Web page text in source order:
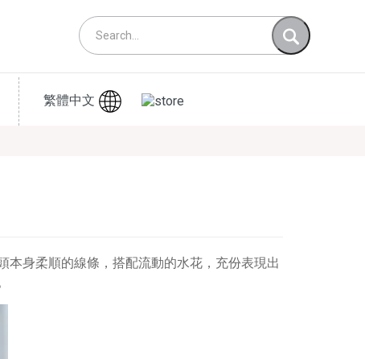
繁體中文
身柔順的線條，搭配流動的水花，充份表現出